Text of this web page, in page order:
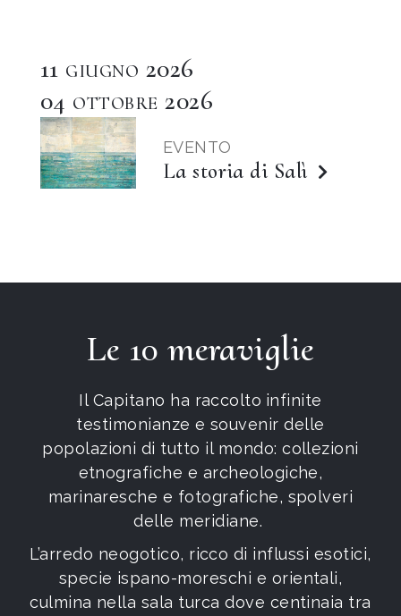
11 GIUGNO 2026
04 OTTOBRE 2026
EVENTO
La storia di Salì
Le 10 meraviglie
Il Capitano ha raccolto infinite
testimonianze e souvenir delle
popolazioni di tutto il mondo: collezioni
etnografiche e archeologiche,
marinaresche e fotografiche, spolveri
delle meridiane.
L’arredo neogotico, ricco di influssi esotici,
specie ispano-moreschi e orientali,
culmina nella sala turca dove centinaia tra